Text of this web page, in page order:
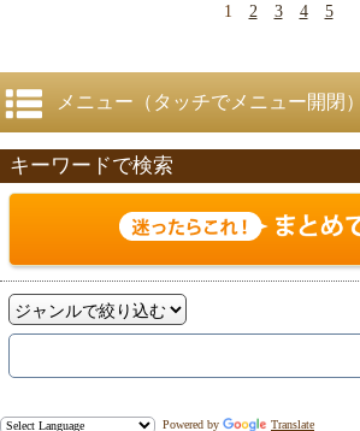
1 2 3 4 5
メニュー（タッチでメニュー開閉）
キーワードで検索
Powered by Translate